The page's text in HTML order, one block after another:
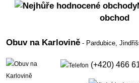
obchod
Obuv na Karlovině - Pardubice,
(+420) 466